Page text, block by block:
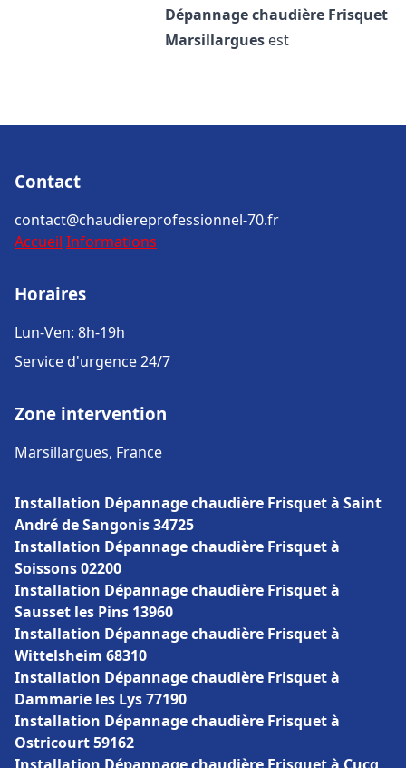
Dépannage chaudière Frisquet
Marsillargues est
Contact
contact@chaudiereprofessionnel-70.fr
Accueil Informations
Horaires
Lun-Ven: 8h-19h
Service d'urgence 24/7
Zone intervention
Marsillargues, France
Installation Dépannage chaudière Frisquet à Saint
André de Sangonis 34725
Installation Dépannage chaudière Frisquet à
Soissons 02200
Installation Dépannage chaudière Frisquet à
Sausset les Pins 13960
Installation Dépannage chaudière Frisquet à
Wittelsheim 68310
Installation Dépannage chaudière Frisquet à
Dammarie les Lys 77190
Installation Dépannage chaudière Frisquet à
Ostricourt 59162